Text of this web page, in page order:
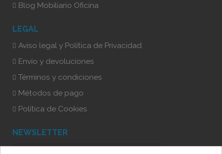
Blog Mobiliario Oficina
LEGAL
Aviso legal y Política de Privacidad
Envío y devoluciones
Términos y condiciones
Métodos de pago
Política de Cookies
NEWSLETTER